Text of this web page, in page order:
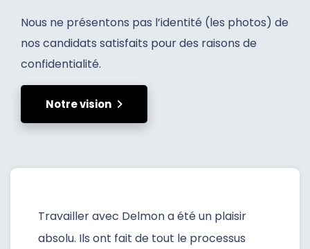
Nous ne présentons pas l’identité (les photos) de
nos candidats satisfaits pour des raisons de
confidentialité.
Notre vision
Travailler avec Delmon a été un plaisir
absolu. Ils ont fait de tout le processus